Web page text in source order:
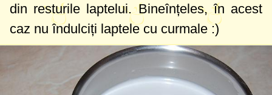
din resturile laptelui. Bineînțeles, în acest
caz nu îndulciți laptele cu curmale :)